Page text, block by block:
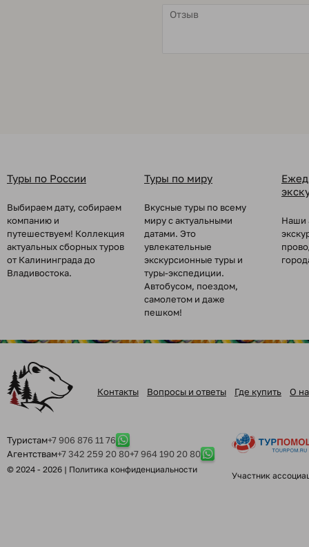
Туры по России
Выбираем дату, собираем
компанию и
путешествуем! Коллекция
актуальных сборных туров
от Калининграда до
Владивостока.
Туры по миру
Вкусные туры по всему
миру с актуальными
датами. Это
увлекательные
экскурсионные туры и
туры-экспедиции.
Автобусом, поездом,
самолетом и даже
пешком!
Наши
Контакты Вопросы и ответы Где купить О
Туристам+7 906 876 11 76
Агентствам+7 342 259 20 80+7 964 190 20 80
© 2024 - 2026 | Политика конфиденциальности
Участник